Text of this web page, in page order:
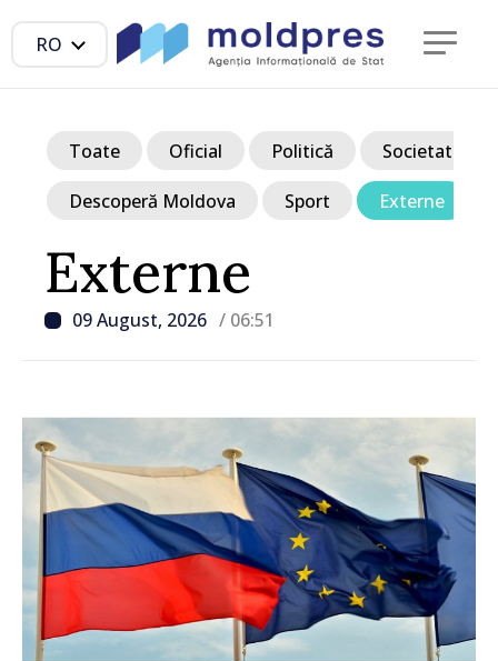
RO
Externe
09 August, 2026 / 06:51
Toate Oficial Politică Societate
Descoperă Moldova Sport Externe